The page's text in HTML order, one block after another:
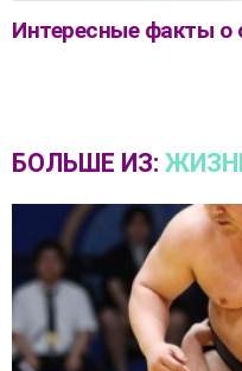
Интересные факты
БОЛЬШЕ ИЗ: